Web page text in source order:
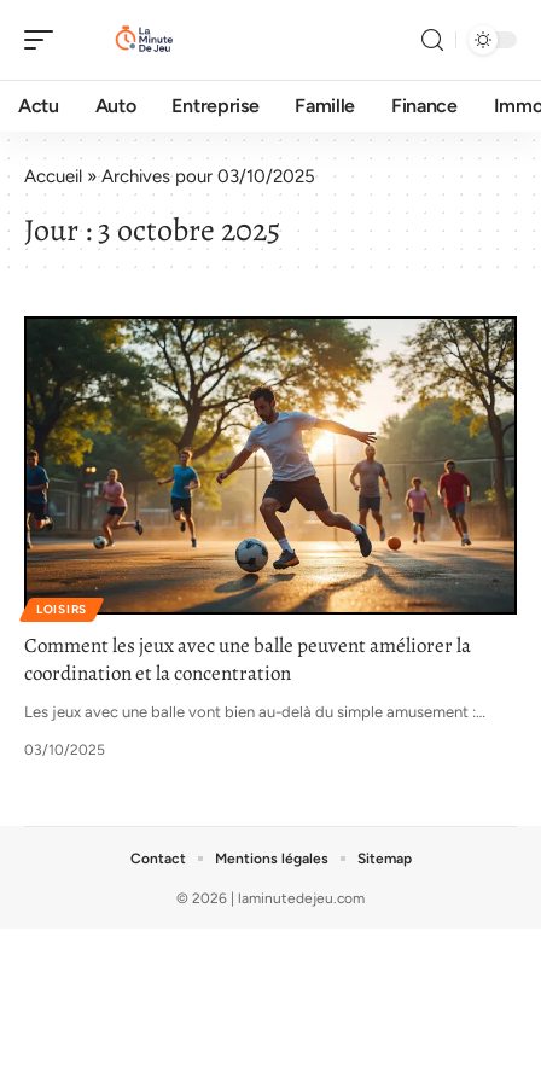
Actu Auto Entreprise Famille Finance
Accueil »Archives pour 03/10/2025
Jour :3 octobre 2025
LOISIRS
Comment les jeux avec une balle peuvent améliorer la
coordination et la concentration
Les jeux avec une balle vont bien au-delà du simple amusement :
03/10/2025
© 2026 | laminutedejeu.com
Contact Mentions légales Sitemap